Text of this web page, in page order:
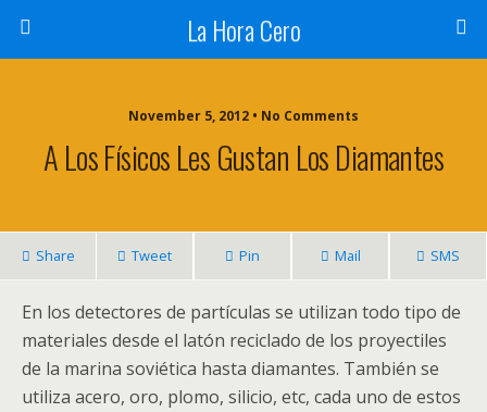
La Hora Cero
November 5, 2012 • No Comments
A Los Físicos Les Gustan Los Diamantes
Share Tweet Pin Mail SMS
En los detectores de partículas se utilizan todo tipo de
materiales desde el latón reciclado de los proyectiles
de la marina soviética hasta diamantes. También se
utiliza acero, oro, plomo, silicio, etc, cada uno de estos